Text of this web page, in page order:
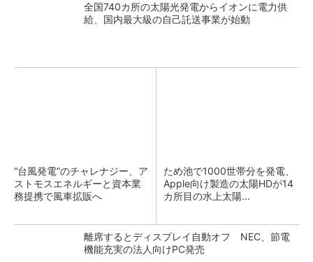
全国740カ所の太陽光発電からイオンに電力供
給、国内最大級の自己託送事業が始動
“台風発電”のチャレナジー、ア
ストモスエネルギーと資本業
務提携で風車拡販へ
ため池で1000世帯分を発電、
Apple向け製造の太陽HDが14
カ所目の水上太陽...
離席するとディスプレイ自動オフ NEC、節電
機能充実の法人向けPC発売